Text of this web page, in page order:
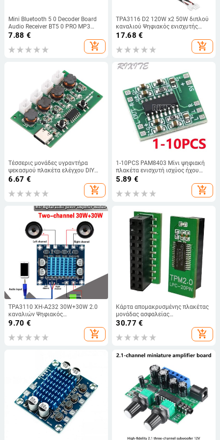
Mini Bluetooth 5 0 Decoder Board
Audio Receiver BT5 0 PRO MP3
Player χωρίς απώλειες Ασύρματη
στερεοφωνική με θήκη
7.88 €
add_shopping_cart
TPA3116 D2 120W x2 50W διπλού
καναλιού Ψηφιακός ενισχυτής
μουσικής υψηλής ισχύος Πίνακα
στερεοφωνικού ενισχυτή ηχείων
XH-M543
17.68 €
add_shopping_cart
Τέσσερις μονάδες υγραντήρα
ψεκασμού πλακέτα ελέγχου DIY
υγραντήρα πλακέτα κίνησης
ατμοποιητή πλακέτα κίνησης
τεσσάρων κατευθύνσεων με
6.67 €
add_shopping_cart
1-10PCS PAM8403 Μίνι ψηφιακή
πλακέτα ενισχυτή ισχύος ήχου
2x3W για Στερεοφωνική μονάδα
ενισχυτή ήχου κατηγορίας D Ισχύς
5V
5.89 €
add_shopping_cart
TPA3110 XH-A232 30W+30W 2.0
καναλιών Ψηφιακός
Στερεοφωνικός Ενισχυτής Ήχου
9.70 €
add_shopping_cart
Κάρτα απομακρυσμένης πλακέτας
μονάδας ασφαλείας
κρυπτογράφησης TPM 2.0 για
ASUS For MSI MSI TPM2.0 Module
20pin για υποστήριξη μητρικής
30.77 €
add_shopping_cart